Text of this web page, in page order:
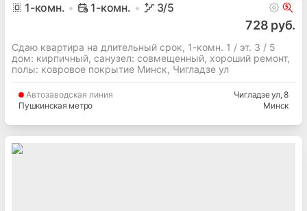
1-комн. 1-комн. 3/5
728 руб.
Сдаю квартира на длительный срок, 1-комн. 1 / эт. 3 / 5
дом: кирпичный, cанузел: совмещенный, хороший ремонт,
полы: ковровое покрытие Минск, Чигладзе ул
Автозаводская линия
Пушкинская метро
Чигладзе ул, 8
Минск